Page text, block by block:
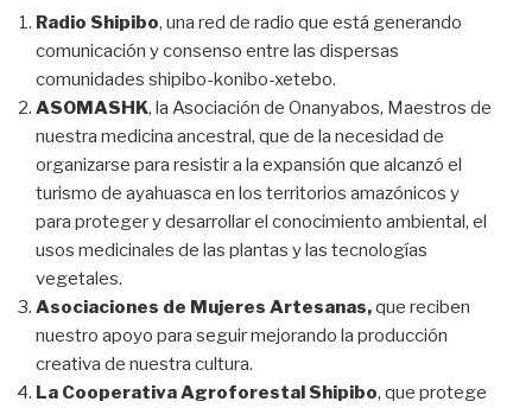
Radio Shipibo, una red de radio que está generando
comunicación y consenso entre las dispersas
comunidades shipibo-konibo-xetebo.
ASOMASHK, la Asociación de Onanyabos, Maestros de
nuestra medicina ancestral, que de la necesidad de
organizarse para resistir a la expansión que alcanzó el
turismo de ayahuasca en los territorios amazónicos y
para proteger y desarrollar el conocimiento ambiental, el
usos medicinales de las plantas y las tecnologías
vegetales.
Asociaciones de Mujeres Artesanas,que reciben
nuestro apoyo para seguir mejorando la producción
creativa de nuestra cultura.
La Cooperativa Agroforestal Shipibo, que protege